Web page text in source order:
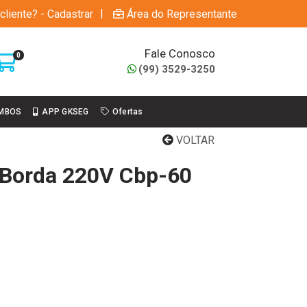
- Cadastrar | Área do Representante
0 Fale Conosco
(99) 3529-3250
APP GKSEG Ofertas
VOLTAR
220V Cbp-60